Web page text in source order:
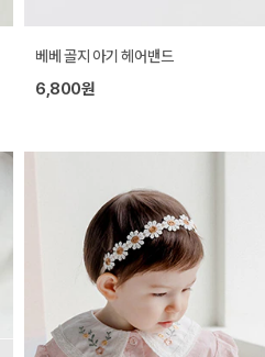
베베 골지 아기 헤어밴드
6,800원